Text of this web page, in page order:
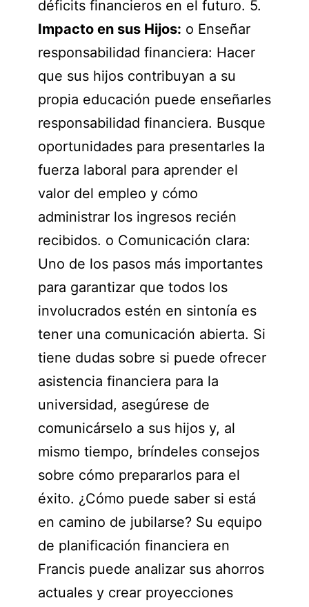
déficits financieros en el futuro. 5.
Impacto en sus Hijos: o Enseñar
responsabilidad financiera: Hacer
que sus hijos contribuyan a su
propia educación puede enseñarles
responsabilidad financiera. Busque
oportunidades para presentarles la
fuerza laboral para aprender el
valor del empleo y cómo
administrar los ingresos recién
recibidos. o Comunicación clara:
Uno de los pasos más importantes
para garantizar que todos los
involucrados estén en sintonía es
tener una comunicación abierta. Si
tiene dudas sobre si puede ofrecer
asistencia financiera para la
universidad, asegúrese de
comunicárselo a sus hijos y, al
mismo tiempo, bríndeles consejos
sobre cómo prepararlos para el
éxito. ¿Cómo puede saber si está
en camino de jubilarse? Su equipo
de planificación financiera en
Francis puede analizar sus ahorros
actuales y crear proyecciones